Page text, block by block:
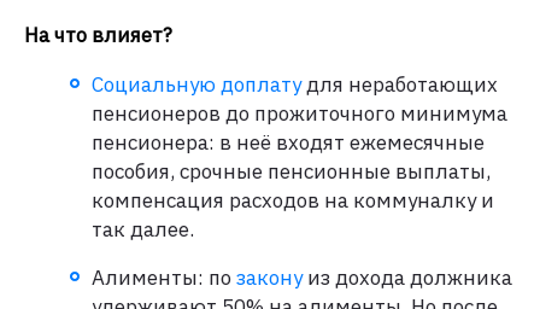
На что влияет?
Социальную доплатудля неработающих
пенсионеров до прожиточного минимума
пенсионера: в неё входят ежемесячные
пособия, срочные пенсионные выплаты,
компенсация расходов на коммуналку и
так далее.
Алименты: позаконуиз дохода должника